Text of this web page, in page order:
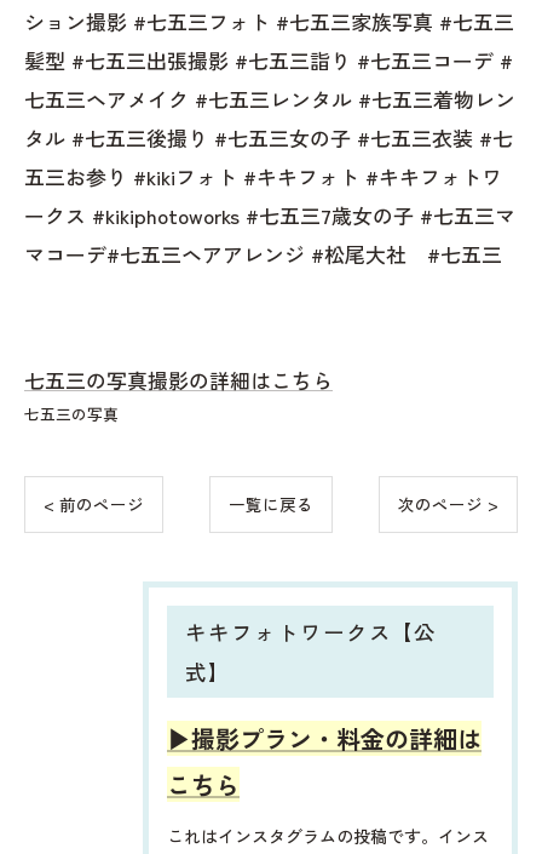
ション撮影 #七五三フォト #七五三家族写真 #七五三
髪型 #七五三出張撮影 #七五三詣り #七五三コーデ #
七五三ヘアメイク #七五三レンタル #七五三着物レン
タル #七五三後撮り #七五三女の子 #七五三衣装 #七
五三お参り #kikiフォト #キキフォト #キキフォトワ
ークス #kikiphotoworks #七五三7歳女の子 #七五三マ
マコーデ#七五三ヘアアレンジ #松尾大社 #七五三
七五三の写真撮影の詳細はこちら
七五三の写真
< 前のページ 一覧に戻る 次のページ >
キキフォトワークス【公
式】
▶︎撮影プラン・料金の詳細は
こちら
これはインスタグラムの投稿です。インス